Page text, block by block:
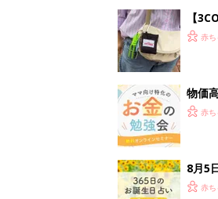
【
ート
赤
物価
赤
8月5
赤